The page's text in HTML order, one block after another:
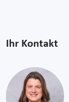
Ihr Kontakt